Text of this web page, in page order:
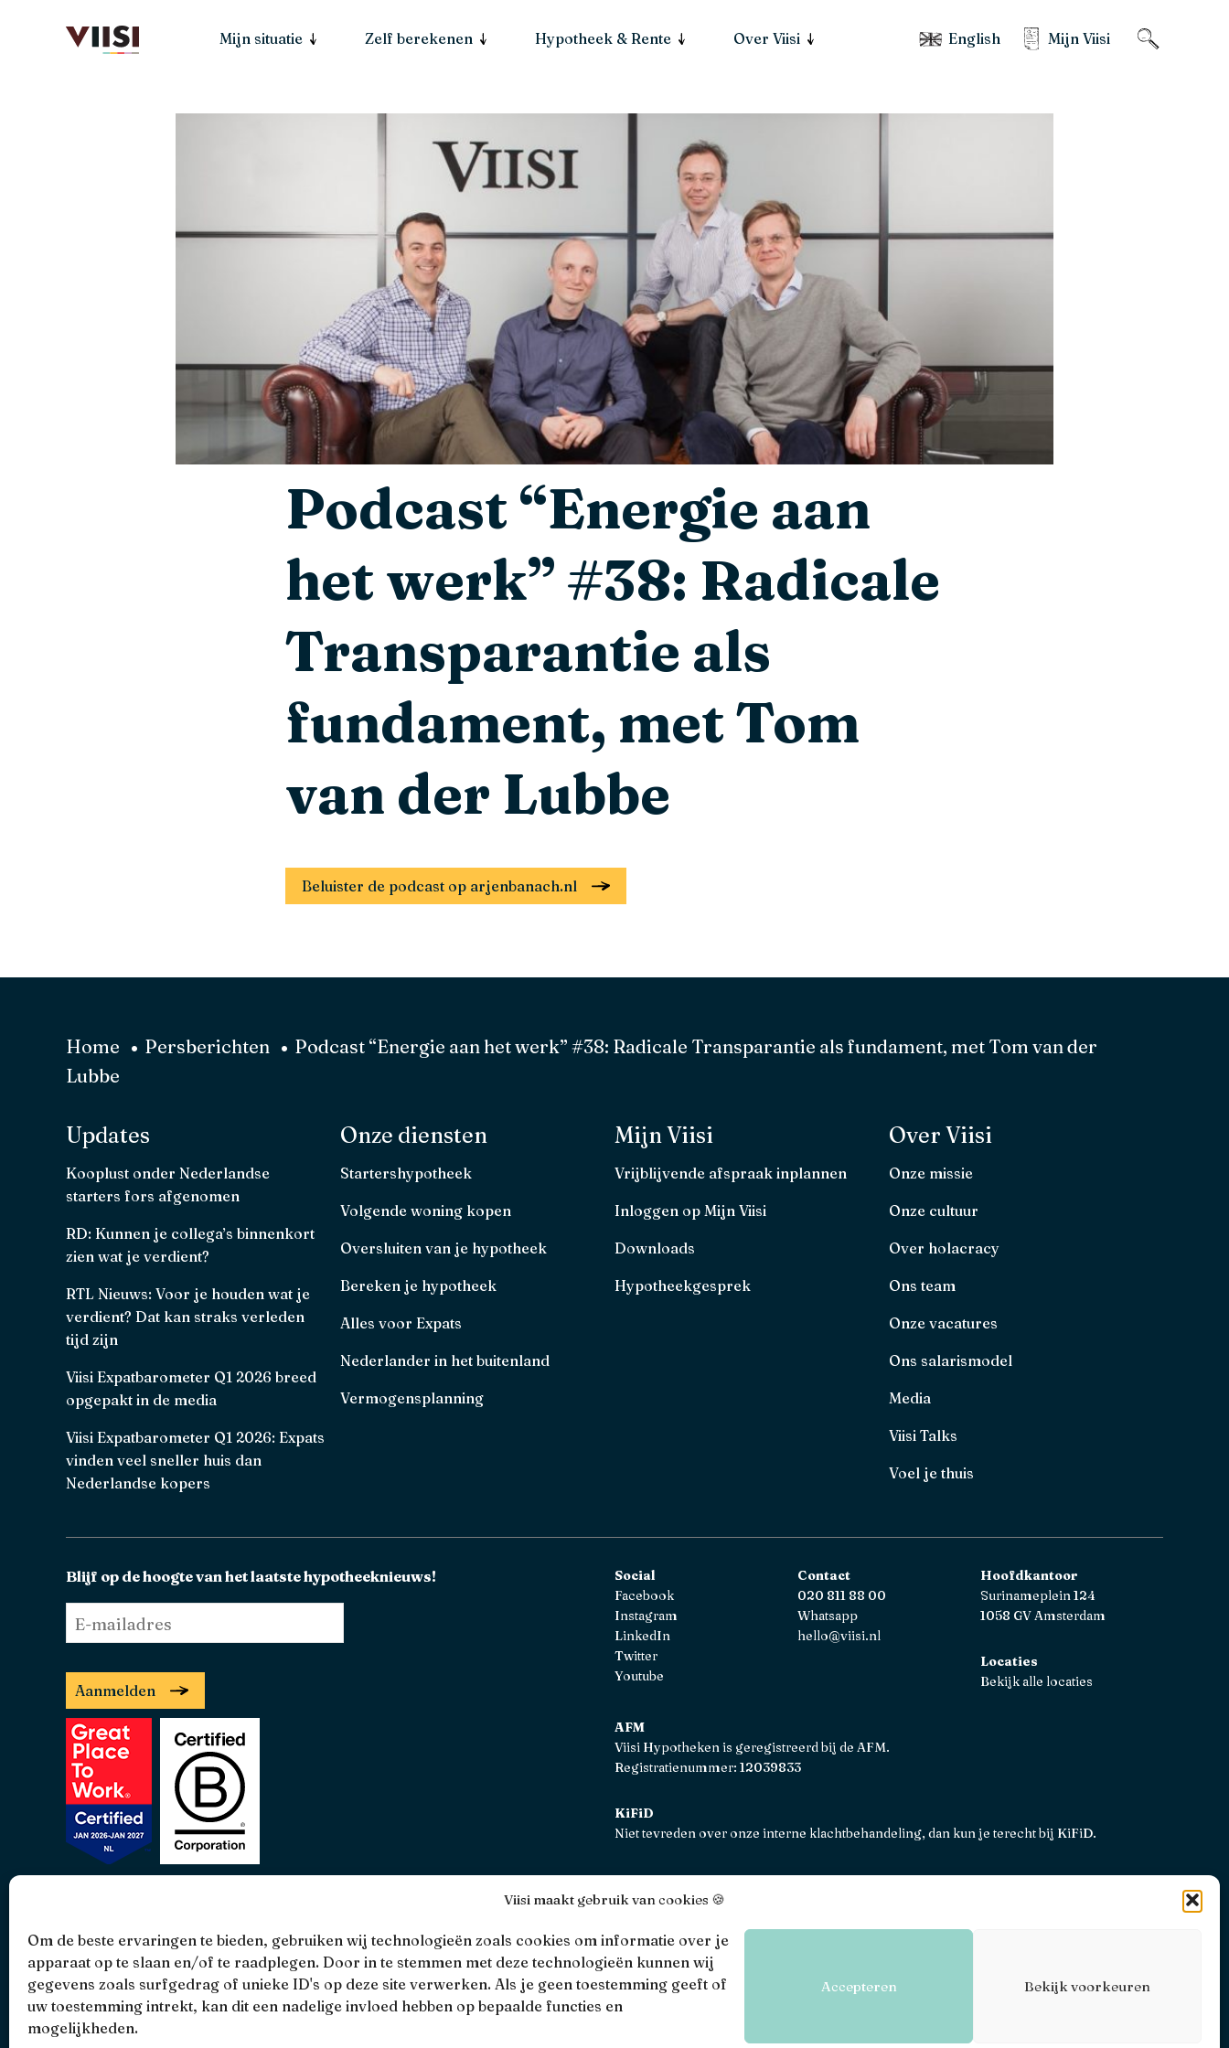
Viisi maakt gebruik van cookies 🍪
Om de beste ervaringen te bieden, gebruiken wij technologieën zoals cookies om informatie over je
apparaat op te slaan en/of te raadplegen. Door in te stemmen met deze technologieën kunnen wij
gegevens zoals surfgedrag of unieke ID's op deze site verwerken. Als je geen toestemming geeft of
uw toestemming intrekt, kan dit een nadelige invloed hebben op bepaalde functies en
mogelijkheden.
Accepteren Bekijk voorkeuren
Mijn situatie Zelf berekenen Hypotheek & Rente Over Viisi English Mijn Viisi
Podcast “Energie aan
het werk” #38: Radicale
Transparantie als
fundament, met Tom
van der Lubbe
Beluister de podcast op arjenbanach.nl
Home Persberichten
Podcast “Energie aan het werk” #38: Radicale Transparantie als fundament, met Tom van der
Lubbe
Updates
Kooplust onder Nederlandse
starters fors afgenomen
RD: Kunnen je collega’s binnenkort
zien wat je verdient?
RTL Nieuws: Voor je houden wat je
verdient? Dat kan straks verleden
tijd zijn
Viisi Expatbarometer Q1 2026 breed
opgepakt in de media
Viisi Expatbarometer Q1 2026: Expats
vinden veel sneller huis dan
Nederlandse kopers
Onze diensten
Startershypotheek
Volgende woning kopen
Oversluiten van je hypotheek
Bereken je hypotheek
Alles voor Expats
Nederlander in het buitenland
Vermogensplanning
Mijn Viisi
Vrijblijvende afspraak inplannen
Inloggen op Mijn Viisi
Downloads
Hypotheekgesprek
Over Viisi
Onze missie
Onze cultuur
Over holacracy
Ons team
Onze vacatures
Ons salarismodel
Media
Viisi Talks
Voel je thuis
Blijf op de hoogte van het laatste hypotheeknieuws!
E-
mailadres *
Aanmelden
Social
Facebook
Instagram
LinkedIn
Twitter
Youtube
Contact
020 811 88 00
Whatsapp
hello@viisi.nl
Hoofdkantoor
Surinameplein 124
1058 GV Amsterdam
Locaties
Bekijk alle locaties
AFM
Viisi Hypotheken is geregistreerd bij de AFM.
Registratienummer: 12039833
KiFiD
Niet tevreden over onze interne klachtbehandeling, dan kun je terecht bij KiFiD.